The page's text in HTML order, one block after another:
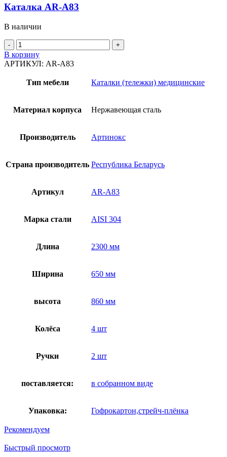
Каталка AR-A83
В наличии
Количество
товара
Каталка
A83
В корзину
АРТИКУЛ: AR-A83
Тип мебели Каталки (тележки) медицинские
Материал корпуса Нержавеющая сталь
Производитель Артинокс
Страна производитель Республика Беларусь
Артикул AR-A83
Марка стали AISI 304
Длина 2300 мм
Ширина 650 мм
высота 860 мм
Колёса 4 шт
Ручки 2 шт
поставляется: в собранном виде
Упаковка: Гофрокартон,стрейч-плёнка
Рекомендуем
Быстрый просмотр